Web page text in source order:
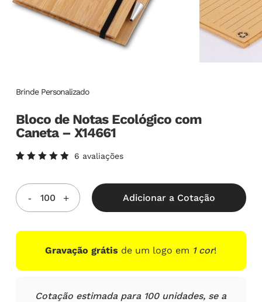
Brinde Personalizado
Bloco de Notas Ecológico com
Caneta – X14661
5.00de
5, com
baseado
em
clientes
6 avaliações
Adicionar a Cotação
Gravação grátis de um logo em 1 cor!
Cotação estimada para 100 unidades, se a